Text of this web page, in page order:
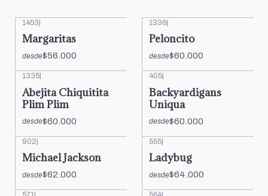
1453
Margaritas
desde$56.000
1336
Peloncito
desde$60.000
1335
Abejita Chiquitita
Plim Plim
desde$60.000
405
Backyardigans
Uniqua
desde$60.000
902|
Michael Jackson
desde$62.000
555|
Ladybug
desde$64.000